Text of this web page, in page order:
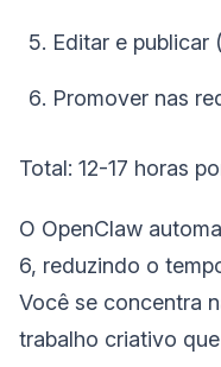
Editar e publicar
Promover nas
Total: 12-17 horas
O OpenClaw
6, reduzindo o
Você se concentra
trabalho criativo